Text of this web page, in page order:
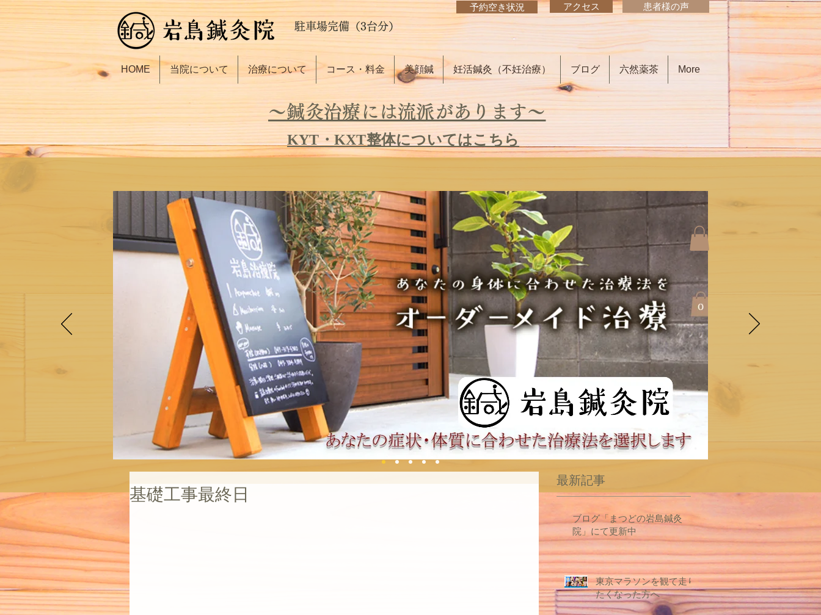
駐車場完備（3台分）
予約空き状況 アクセス 患者様の声
HOME 当院について 治療について コース・料金 美顔鍼 妊活鍼灸（不妊治療） ブログ 六然薬茶 More
～鍼灸治療には流派があります～
KYT・KXT整体についてはこちら
基礎工事最終日
最新記事
ブログ「まつどの岩島鍼灸
院」にて更新中
東京マラソンを観て走り
たくなった方へ